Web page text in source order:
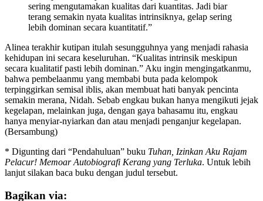
sering mengutamakan kualitas dari kuantitas. Jadi biar
terang semakin nyata kualitas intrinsiknya, gelap sering
lebih dominan secara kuantitatif.”
Alinea terakhir kutipan itulah sesungguhnya yang menjadi rahasia
kehidupan ini secara keseluruhan. “Kualitas intrinsik meskipun
secara kualitatif pasti lebih dominan.” Aku ingin mengingatkanmu,
bahwa pembelaanmu yang membabi buta pada kelompok
terpinggirkan semisal iblis, akan membuat hati banyak pencinta
semakin merana, Nidah. Sebab engkau bukan hanya mengikuti jejak
kegelapan, melainkan juga, dengan gaya bahasamu itu, engkau
hanya menyiar-nyiarkan dan atau menjadi penganjur kegelapan.
(Bersambung)
* Digunting dari “Pendahuluan” buku Tuhan, Izinkan Aku Rajam
Pelacur! Memoar Autobiografi Kerang yang Terluka. Untuk lebih
lanjut silakan baca buku dengan judul tersebut.
Bagikan via: